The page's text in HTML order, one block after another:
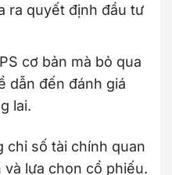
ra quyết định đầu tư
cơ bản mà bỏ qua
dẫn đến đánh giá
lai.
chỉ số tài chính quan
lựa chọn cổ phiếu.